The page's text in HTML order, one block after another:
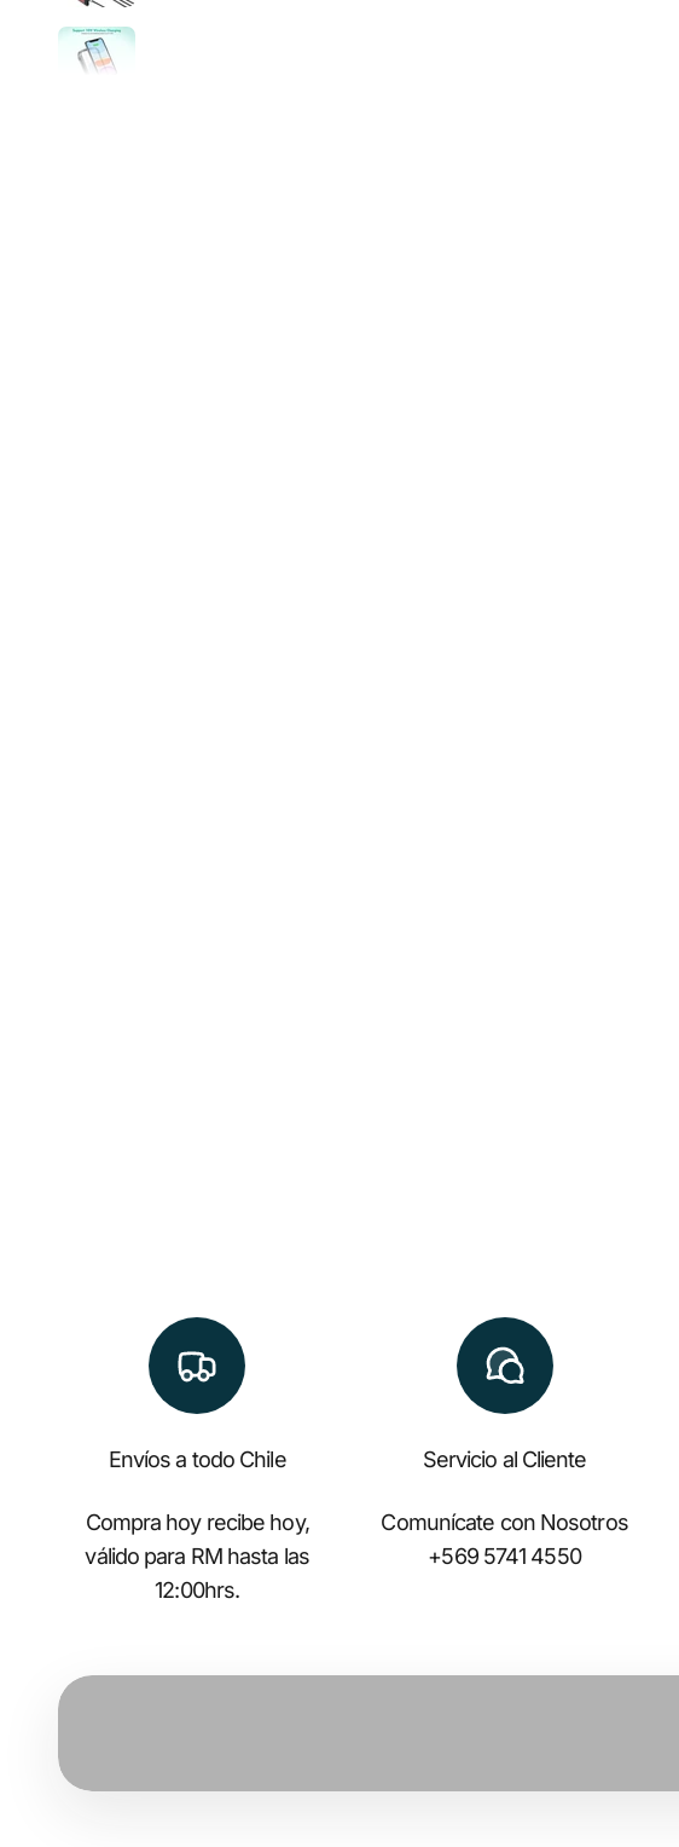
Envíos a todo Chile
Compra hoy recibe hoy,
válido para RM hasta las
12:00hrs.
Servicio al Cliente
Comunícate con Nosotros
+569 5741 4550